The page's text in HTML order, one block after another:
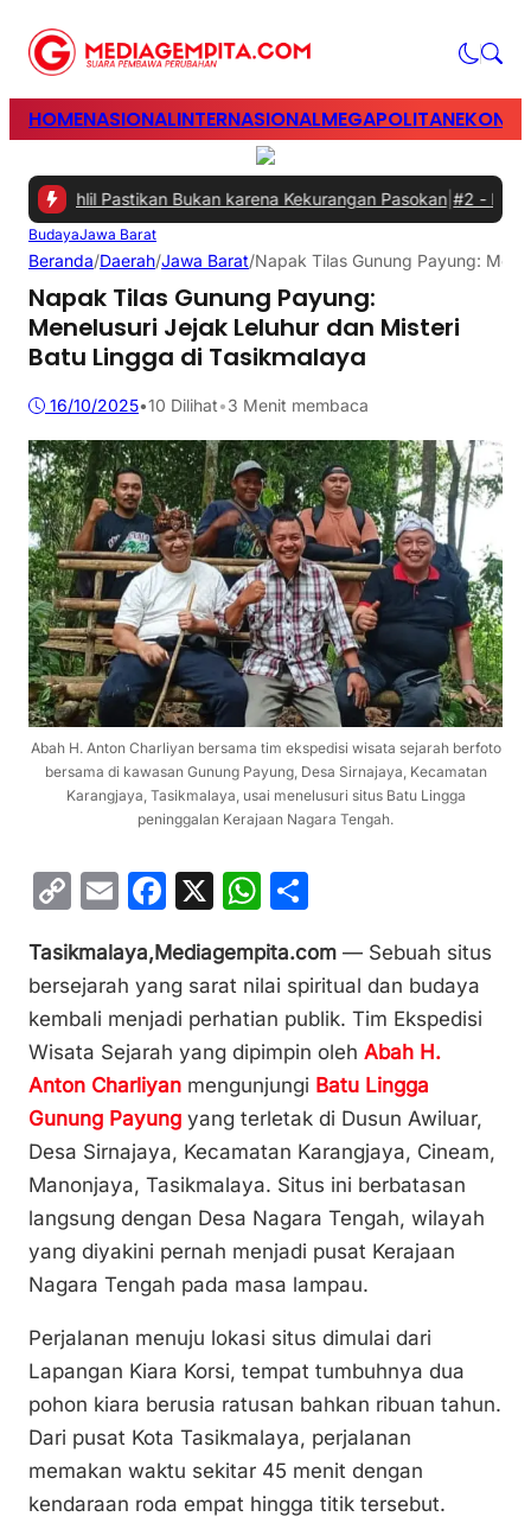
HOMENASIONALINTERNASIONALMEGAPOLITAN
Pastikan Bukan karena Kekurangan Pasokan|#2 -Perkuat
BudayaJawa Barat
Beranda/Daerah/Jawa Barat/Napak Tilas Gunung Payung:
Napak Tilas Gunung Payung:
Menelusuri Jejak Leluhur dan Misteri
Batu Lingga di Tasikmalaya
16/10/2025•10 Dilihat•3 Menit membaca
Abah H. Anton Charliyan bersama tim ekspedisi wisata sejarah berfoto
bersama di kawasan Gunung Payung, Desa Sirnajaya, Kecamatan
Karangjaya, Tasikmalaya, usai menelusuri situs Batu Lingga
peninggalan Kerajaan Nagara Tengah.
C
p
y
Li
n
k
E
ai
l
F
c
e
b
o
o
k
X
W
at
s
A
p
p
ar
e
Tasikmalaya,Mediagempita.com — Sebuah situs
bersejarah yang sarat nilai spiritual dan budaya
kembali menjadi perhatian publik. Tim Ekspedisi
Wisata Sejarah yang dipimpin oleh Abah H.
Anton Charliyan mengunjungi Batu Lingga
Gunung Payung yang terletak di Dusun Awiluar,
Desa Sirnajaya, Kecamatan Karangjaya, Cineam,
Manonjaya, Tasikmalaya. Situs ini berbatasan
langsung dengan Desa Nagara Tengah, wilayah
yang diyakini pernah menjadi pusat Kerajaan
Nagara Tengah pada masa lampau.
Perjalanan menuju lokasi situs dimulai dari
Lapangan Kiara Korsi, tempat tumbuhnya dua
pohon kiara berusia ratusan bahkan ribuan tahun.
Dari pusat Kota Tasikmalaya, perjalanan
memakan waktu sekitar 45 menit dengan
kendaraan roda empat hingga titik tersebut.